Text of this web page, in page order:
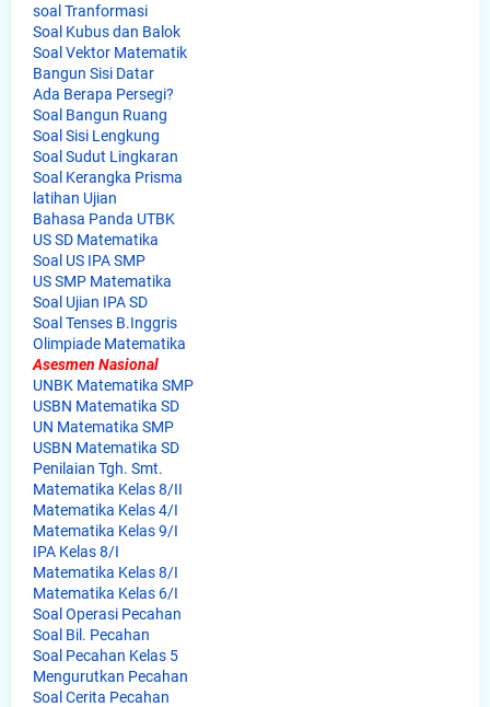
soal Tranformasi
Soal Kubus dan Balok
Soal Vektor Matematik
Bangun Sisi Datar
Ada Berapa Persegi?
Soal Bangun Ruang
Soal Sisi Lengkung
Soal Sudut Lingkaran
Soal Kerangka Prisma
latihan Ujian
Bahasa Panda UTBK
US SD Matematika
Soal US IPA SMP
US SMP Matematika
Soal Ujian IPA SD
Soal Tenses B.Inggris
Olimpiade Matematika
Asesmen Nasional
UNBK Matematika SMP
USBN Matematika SD
UN Matematika SMP
USBN Matematika SD
Penilaian Tgh. Smt.
Matematika Kelas 8/II
Matematika Kelas 4/I
Matematika Kelas 9/I
IPA Kelas 8/I
Matematika Kelas 8/I
Matematika Kelas 6/I
Soal Operasi Pecahan
Soal Bil. Pecahan
Soal Pecahan Kelas 5
Mengurutkan Pecahan
Soal Cerita Pecahan